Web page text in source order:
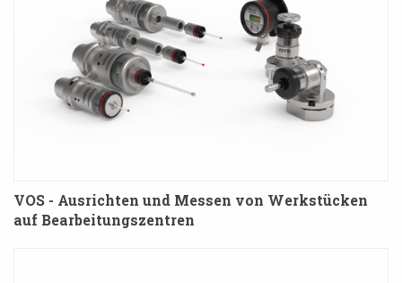
VOS - Ausrichten und Messen von Werkstücken
auf Bearbeitungszentren